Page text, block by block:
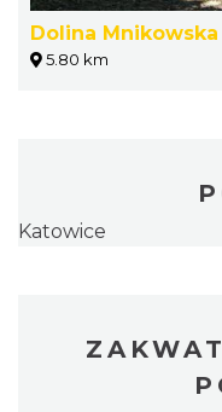
Dolina Mnikowska
5.80 km
Katowice